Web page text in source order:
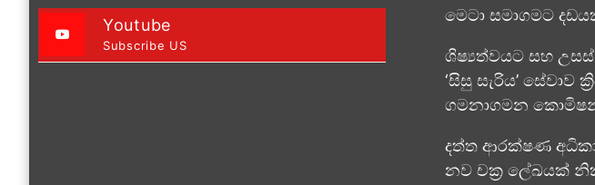
Youtube
Subscribe US
මෙටා සමාගමට
ශිෂ්‍යත්වයට සහ
‘සිසු සැරිය’ සේවාව
ගමනාගමන
දත්ත ආරක්ෂණ
නව චක්‍ර ලේඛයක්